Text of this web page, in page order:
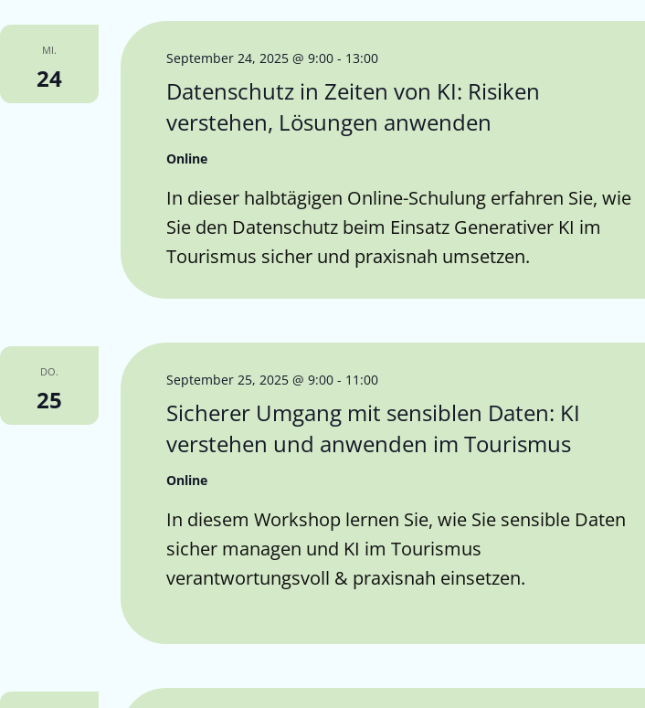
MI.
24
Datenschutz in Zeiten von KI: Risiken
verstehen, Lösungen anwenden
September 24, 2025 @ 9:00 - 13:00
Online
In dieser halbtägigen Online-Schulung erfahren Sie, wie
Sie den Datenschutz beim Einsatz Generativer KI im
Tourismus sicher und praxisnah umsetzen.
DO.
25
Sicherer Umgang mit sensiblen Daten: KI
verstehen und anwenden im Tourismus
September 25, 2025 @ 9:00 - 11:00
Online
In diesem Workshop lernen Sie, wie Sie sensible Daten
sicher managen und KI im Tourismus
verantwortungsvoll & praxisnah einsetzen.